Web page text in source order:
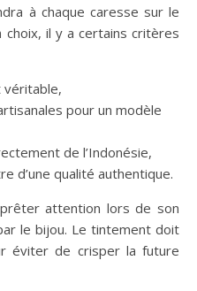
à chaque caresse sur le
il y a certains critères
véritable,
pour un modèle
de l’Indonésie,
d’une qualité authentique.
attention lors de son
le bijou. Le tintement doit
éviter de crisper la future